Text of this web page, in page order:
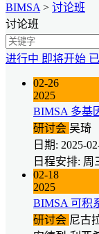
BIMSA > 讨论班
讨论班
进行中 即将开始
02-26
2025
BIMSA 多基
研讨会 吴琦
日期: 2025-
日程安排: 周
02-18
2025
BIMSA 可积
研讨会 尼古